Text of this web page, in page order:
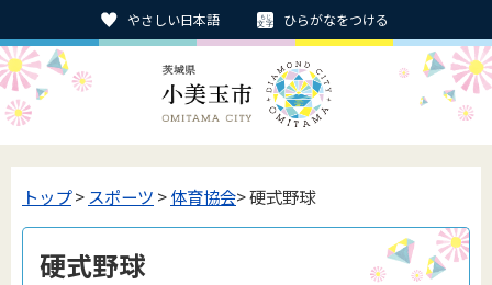
やさしい日本語 ひらがなをつける
トップ> スポーツ >体育協会> 硬式野球
硬式野球